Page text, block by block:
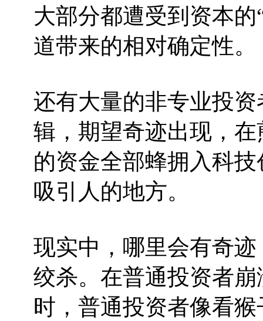
大部分都遭受到资本
道带来的相对确定性。
还有大量的非专业投
辑，期望奇迹出现，
的资金全部蜂拥入科
吸引人的地方。
现实中，哪里会有奇
绞杀。在普通投资者
时，普通投资者像看